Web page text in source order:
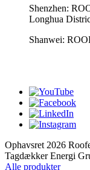
Shenzhen:
Longhua
Shanwei:
Ophavsret 2026
Tagdækker Energi
Alle produkter